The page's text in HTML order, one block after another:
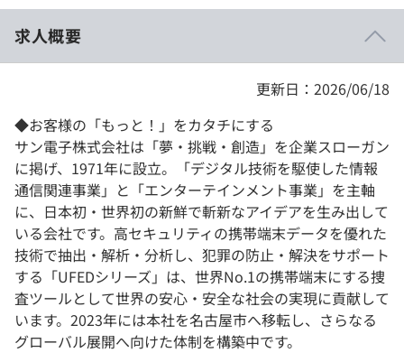
契約内容・クーポン
求人概要
更新日：2026/06/18
◆お客様の「もっと！」をカタチにする
サン電子株式会社は「夢・挑戦・創造」を企業スローガン
に掲げ、1971年に設立。「デジタル技術を駆使した情報
通信関連事業」と「エンターテインメント事業」を主軸
に、日本初・世界初の新鮮で斬新なアイデアを生み出して
いる会社です。高セキュリティの携帯端末データを優れた
技術で抽出・解析・分析し、犯罪の防止・解決をサポート
する「UFEDシリーズ」は、世界No.1の携帯端末にする捜
査ツールとして世界の安心・安全な社会の実現に貢献して
います。2023年には本社を名古屋市へ移転し、さらなる
グローバル展開へ向けた体制を構築中です。